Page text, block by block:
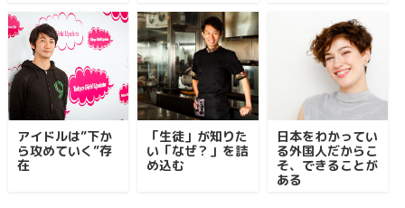
アイドルは”下か
ら攻めていく”存
在
「生徒」が知りた
い「なぜ？」を詰
め込む
日本をわかってい
る外国人だからこ
そ、できることが
ある